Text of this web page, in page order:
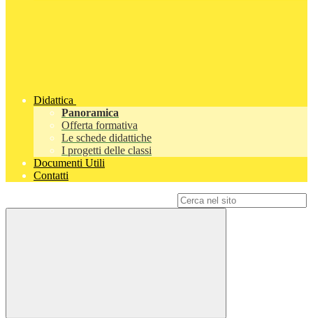
Didattica
Panoramica
Offerta formativa
Le schede didattiche
I progetti delle classi
Documenti Utili
Contatti